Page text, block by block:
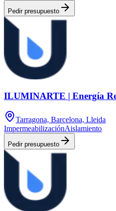
Pedir presupuesto
ILUMINARTE | Energía
Tarragona, Barcelona, Lleida
ImpermeabilizaciónAislamiento
Pedir presupuesto